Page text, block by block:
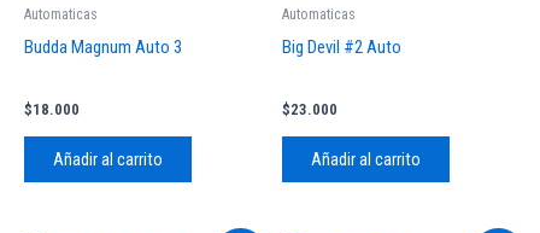
Automaticas
Budda Magnum Auto 3
$18.000
Añadir al carrito
Automaticas
Big Devil #2 Auto
$23.000
Añadir al carrito